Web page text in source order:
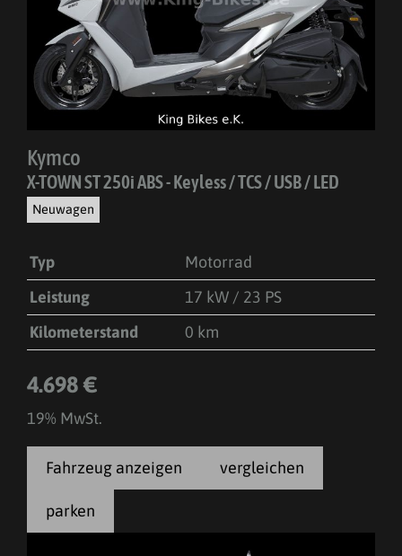
Kymco
X-TOWN ST 250i ABS - Keyless / TCS / USB / LED
Neuwagen
Typ
Motorrad
Leistung
17 kW / 23 PS
Kilometerstand
0 km
4.698 €
19% MwSt.
Fahrzeug anzeigen vergleichen
parken